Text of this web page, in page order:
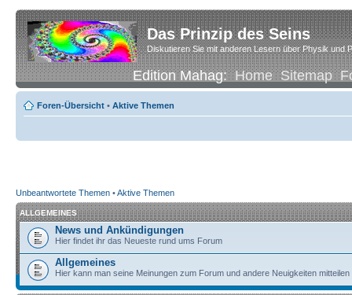
Das Prinzip des Seins
Diskutieren Sie mit anderen Lesern über Physik und
Edition Mahag:Home Sitemap
Foren-Übersicht • Aktive Themen
Unbeantwortete Themen •Aktive Themen
ALLGEMEINES
News und Ankündigungen
Hier findet ihr das Neueste rund ums Forum
Allgemeines
Hier kann man seine Meinungen zum Forum und andere Neuigkeiten mitteilen